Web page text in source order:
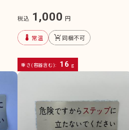
税込 1,000 円
device_thermostat 常温 remove_shopping_cart同梱不可
重さ(容器含む): 16 g